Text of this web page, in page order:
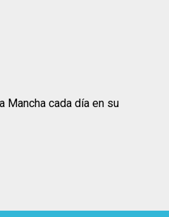
Mancha cada día en su